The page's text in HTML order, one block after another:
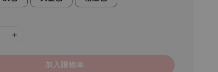
加入購物車